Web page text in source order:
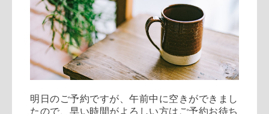
明日のご予約ですが、午前中に空きができまし
たので、早い時間がよろしい方はご予約お待ち